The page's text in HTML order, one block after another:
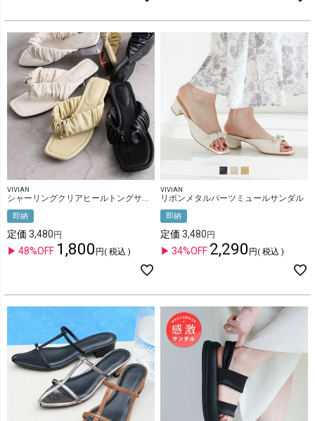
VIVIAN
シャーリングクリアヒールトングサンダル
即納
定価 3,480
48%OFF 1,800 税込
VIVIAN
リボンメタルパーツミュールサンダル
即納
定価 3,480
34%OFF 2,290 税込